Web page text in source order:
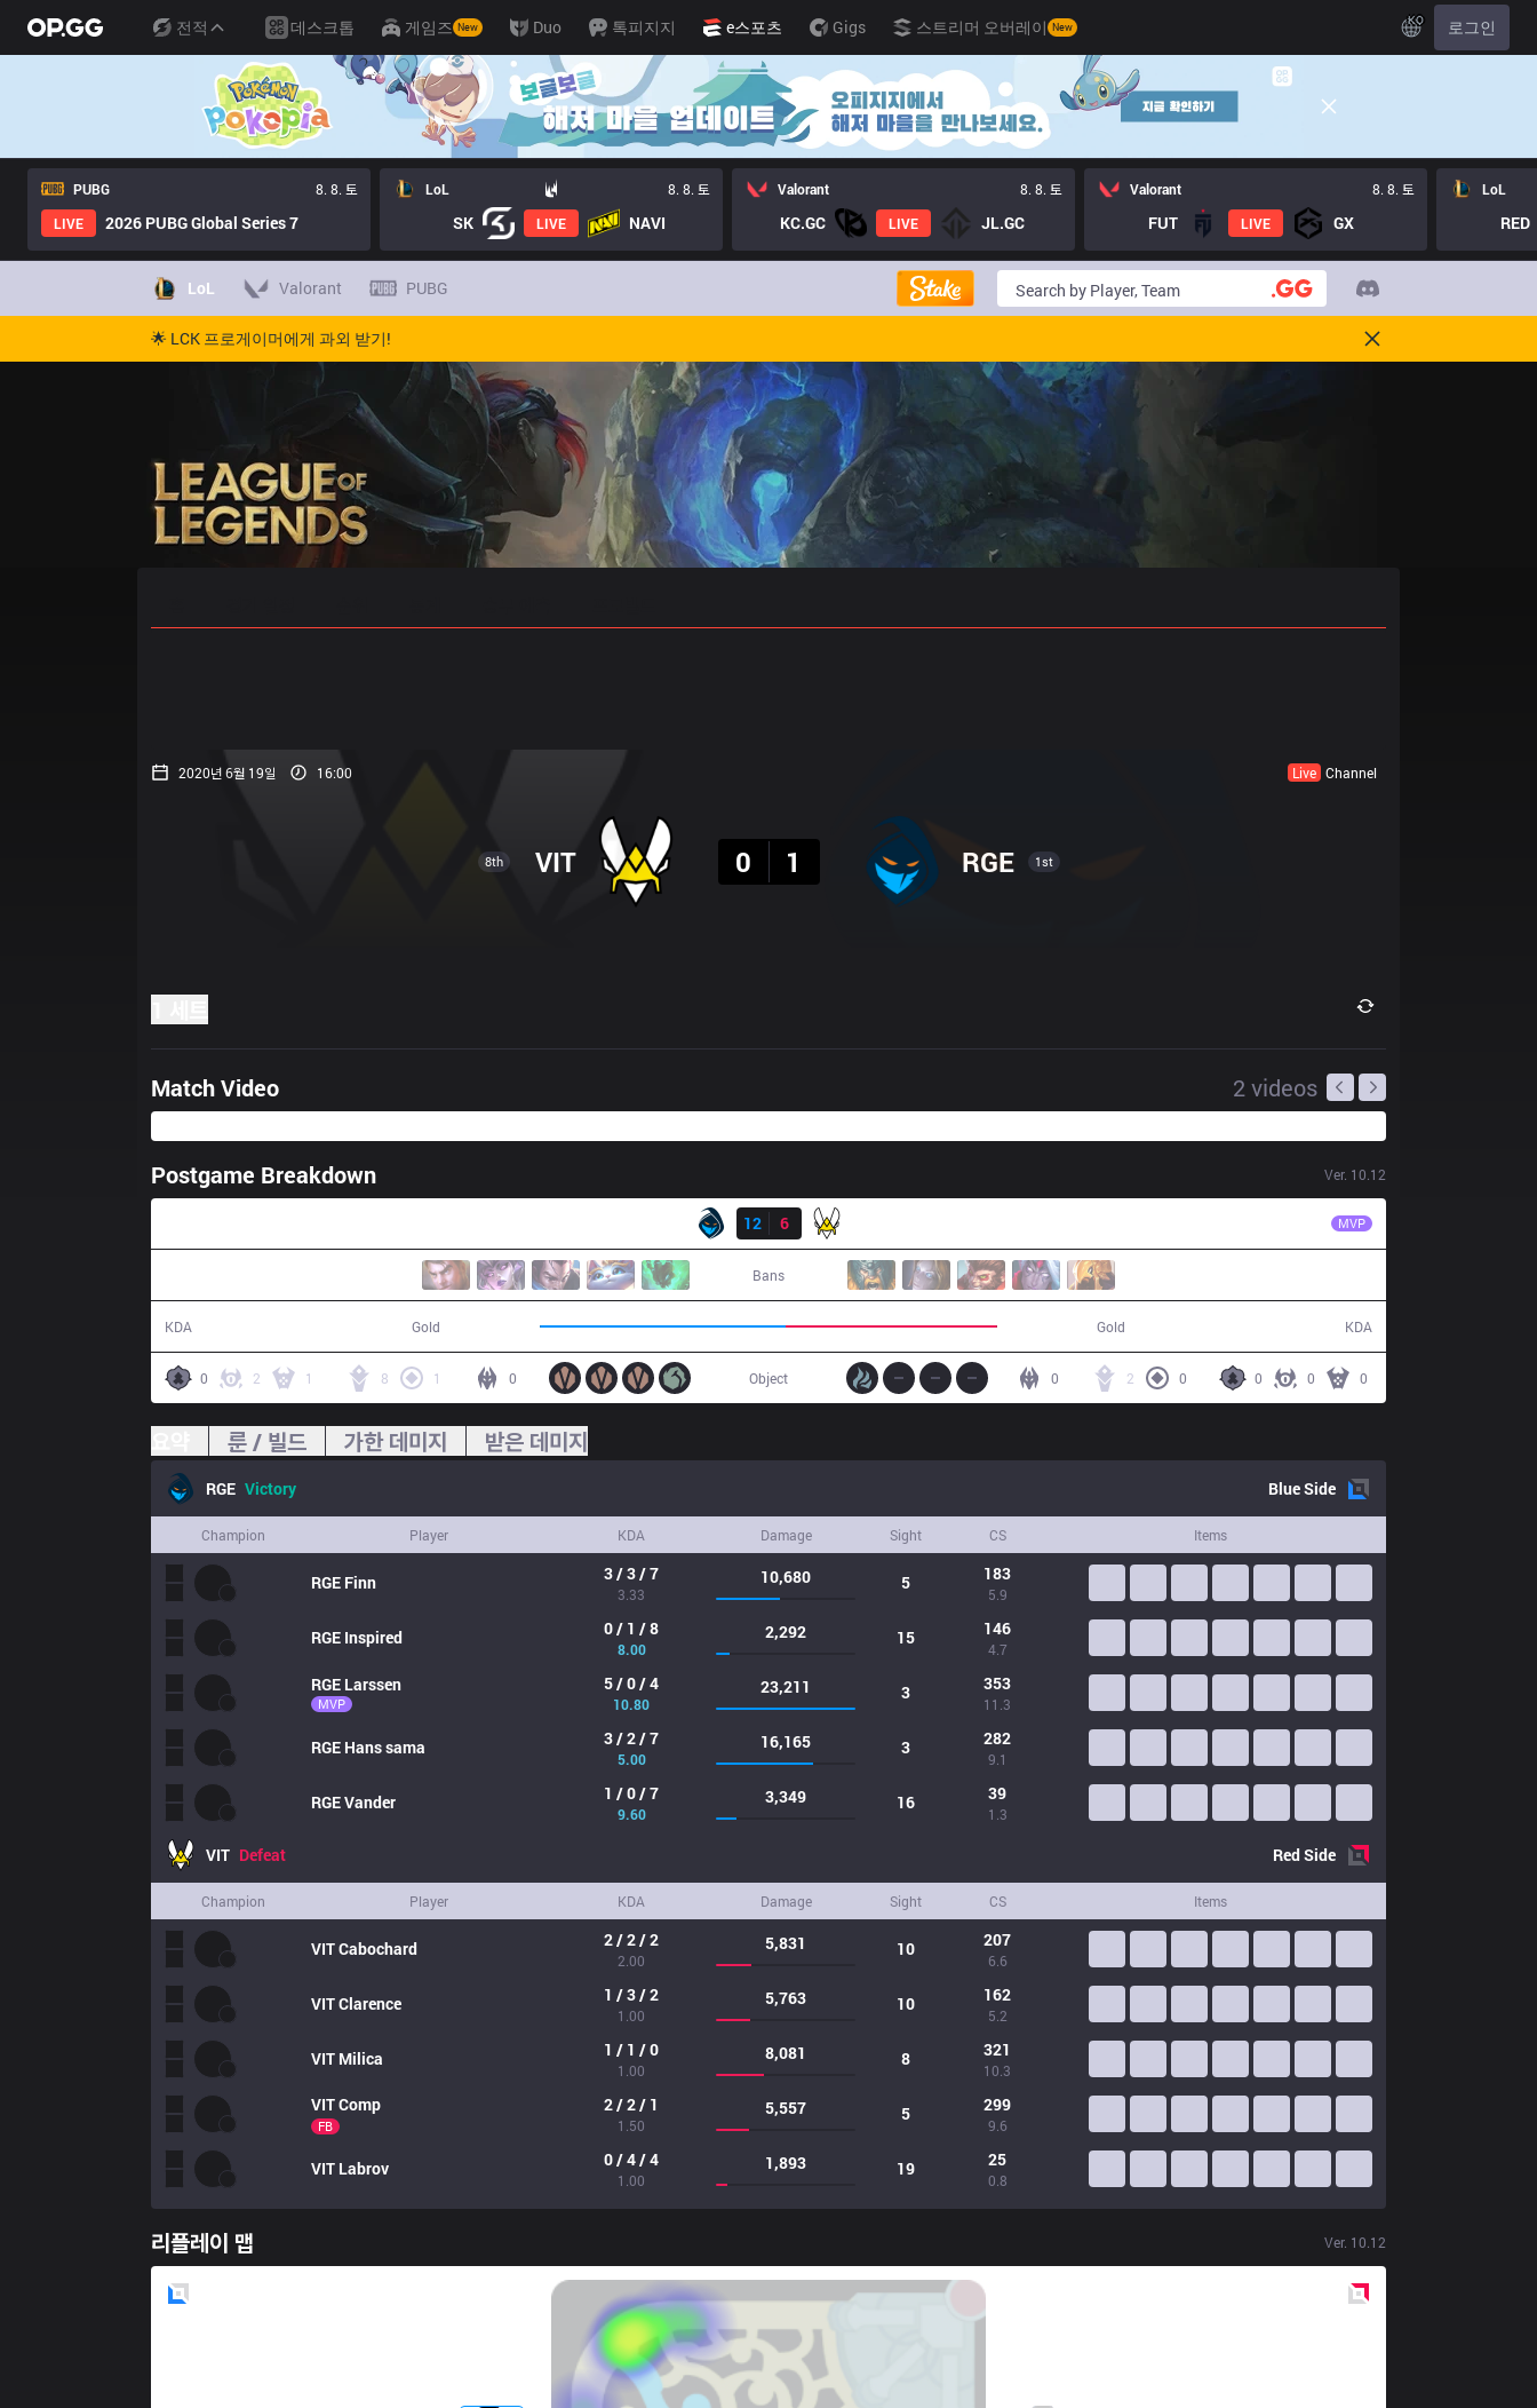
전적 데스크톱 게임즈 New Duo 톡피지지 e스포츠 Gigs 스트리머 오버레이 New KO 로그인
PUBG
8. 8. 토
LIVE
2026 PUBG Global Series 7
LoL 8. 8. 토
SK LIVE NAVI
Valorant 8. 8. 토
KC.GC LIVE JL.GC
Valorant 8. 8. 토
FUT LIVE GX
LoL
RED
LoL Valorant PUBG
🌟 LCK 프로게이머에게 과외 받기!
2020년 6월 19일 16:00 Live Channel
8th VIT
0
1 RGE 1st
Match Video 2 videos
Postgame Breakdown Ver. 10.12
12
6 MVP
Bans
KDA Gold Gold KDA
0 2 1 8 1 0 0 0 0
2 0
0
Object
룬 / 빌드 가한 데미지 받은 데미지
RGE Victory BlueSide
Champion Player KDA Damage Sight CS Items
RGE Finn 3 / 3 / 7
3.33
10,680 5 183
5.9
RGE Inspired 0 / 1 / 8
8.00
2,292 15 146
4.7
RGE Larssen
MVP
5 / 0 / 4
10.80
23,211 3 353
11.3
RGE Hans sama 3 / 2 / 7
5.00
16,165 3 282
9.1
RGEVander 1 / 0 / 7
9.60
3,349 16 39
1.3
VIT Defeat RedSide
Champion Player KDA Damage Sight CS Items
VITCabochard 2 / 2 / 2
2.00
5,831 10 207
6.6
VITClarence 1 / 3 / 2
1.00
5,763 10 162
5.2
VIT Milica 1 / 1 / 0
1.00
8,081 8 321
10.3
VITComp
FB
2 / 2 / 1
1.50
5,557 5 299
9.6
VIT Labrov 0 / 4 / 4
1.00
1,893 19 25
0.8
리플레이 맵 Ver. 10.12